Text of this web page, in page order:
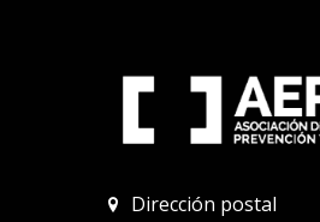
Dirección postal